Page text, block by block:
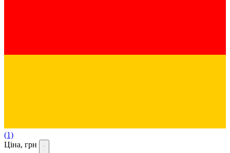
(1)
Ціна, грн